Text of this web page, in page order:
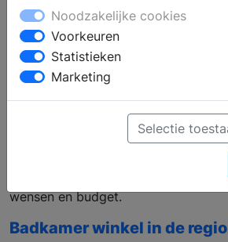
badkamers in verschillende
deskundige medewerkers staan
professioneel advies te geven bij
uw nieuwe badkamer en u te
badkamermeubels met
passen bij uw wensen. Kiest u voor
of een douchecabine en hoe zit het
waterbesparende kranen en
advies van een ervaren
complete badkamer samenstellen,
wensen en budget.
Badkamer winkel in de
Noodzakelijke cookies
Voorkeuren
Statistieken
Marketing
Selectie